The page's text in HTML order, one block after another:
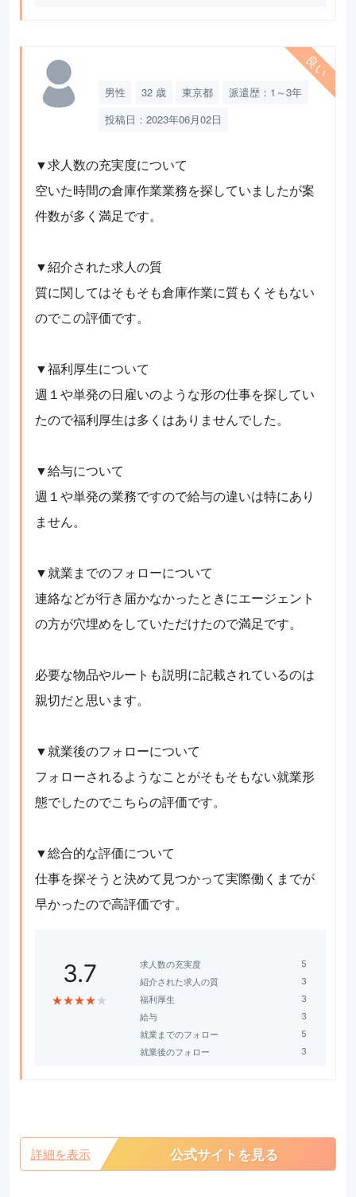
男性 32 歳 東京都
派遣歴：1～3年
投稿日：2023年06月02日
▼求人数の充実度について
空いた時間の倉庫作業業務を探していましたが案
件数が多く満足です。
▼紹介された求人の質
質に関してはそもそも倉庫作業に質もくそもない
のでこの評価です。
▼福利厚生について
週１や単発の日雇いのような形の仕事を探してい
たので福利厚生は多くはありませんでした。
▼給与について
週１や単発の業務ですので給与の違いは特にあり
ません。
▼就業までのフォローについて
連絡などが行き届かなかったときにエージェント
の方が穴埋めをしていただけたので満足です。
必要な物品やルートも説明に記載されているのは
親切だと思います。
▼就業後のフォローについて
フォローされるようなことがそもそもない就業形
態でしたのでこちらの評価です。
▼総合的な評価について
仕事を探そうと決めて見つかって実際働くまでが
早かったので高評価です。
3.7
★★★★★
求人数の充実度
紹介された求人の質
福利厚生
給与
就業までのフォロー
就業後のフォロー
詳細を表示 公式サイトを見る